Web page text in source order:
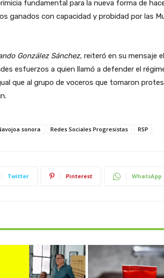
fundamental para la nueva forma de
ganados con capacidad y probidad por las
González Sánchez, reiteró en su mensaje
esfuerzos a quien llamó a defender el
que al grupo de voceros que tomaron
sonora Redes Sociales Progresistas RSP
Twitter Pinterest WhatsApp